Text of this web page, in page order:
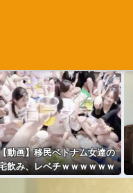
動画】移民ベトナム女達の
飲み、レベチｗｗｗｗｗｗ
ｗｗｗｗｗｗｗｗｗｗｗｗ